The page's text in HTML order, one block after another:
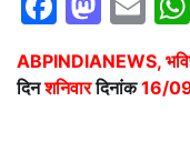
ABPINDIANEWS,
दिनशनिवारदिनांक16/